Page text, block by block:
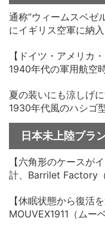
通称“ウィームスベゼ
にイギリス空軍に納
【ドイツ・アメリカ
1940年代の軍用航空
夏の装いにも涼しげ
1930年代風のハシゴ
no.33】
日本未上陸ブラ
【六角形のケースが
計、Barrilet Factory
【休眠状態から復活
MOUVEX1911（ムー